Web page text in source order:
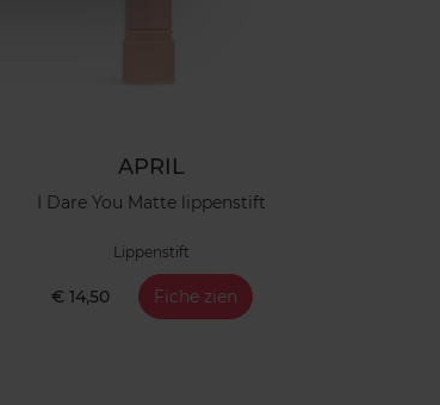
APRIL
I Dare You Matte lippenstift
Lippenstift
€ 14,50 Fiche zien